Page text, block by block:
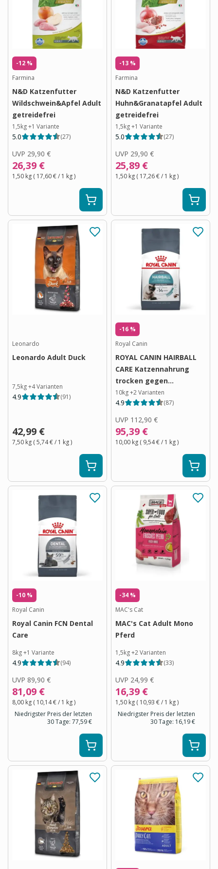
-12 %
Farmina
N&D Katzenfutter
Wildschwein&Apfel Adult
getreidefrei
1,5kg+1 Variante
5.0 (27)
UVP 29,90 €
26,39 €
1,50 kg ( 17,60 €/ 1 kg)
-13 %
Farmina
N&D Katzenfutter
Huhn&Granatapfel Adult
getreidefrei
1,5kg+1 Variante
5.0 (27)
UVP 29,90 €
25,89 €
1,50 kg ( 17,26 €/ 1 kg)
Leonardo
Leonardo Adult Duck
7,5kg+4Varianten
4.9 (91)
42,99 €
7,50 kg (5,74 €/ 1 kg)
-16 %
Royal Canin
ROYAL CANIN HAIRBALL
CARE Katzennahrung
trocken gegen
Haarballenbildung
10kg+2Varianten
4.9 (87)
UVP 112,90 €
95,39 €
10,00 kg ( 9,54 €/ 1 kg)
-10 %
Royal Canin
Royal Canin FCN Dental
Care
8kg+1 Variante
4.9 (94)
UVP 89,90 €
81,09 €
8,00 kg ( 10,14 €/ 1 kg)
Niedrigster Preis der letzten
30 Tage: 77,59 €
-34 %
MAC's Cat
MAC's Cat Adult Mono
Pferd
1,5kg+2Varianten
4.9 (33)
UVP 24,99 €
16,39 €
1,50 kg ( 10,93 €/ 1 kg)
Niedrigster Preis der letzten
30 Tage: 16,19 €